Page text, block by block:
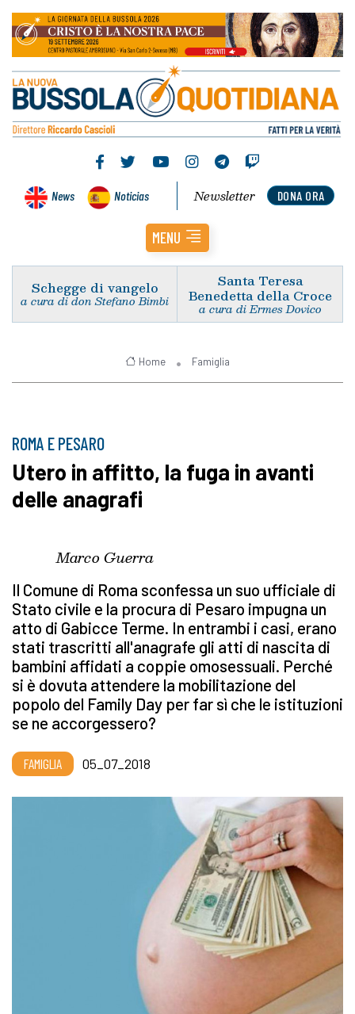
News Noticias DONA ORA
Newsletter
MENU
Schegge di vangelo
a cura di don Stefano Bimbi
Santa Teresa
Benedetta della Croce
a cura di Ermes Dovico
Home Famiglia
ROMA E PESARO
Utero in affitto, la fuga in avanti
delle anagrafi
Marco Guerra
Il Comune di Roma sconfessa un suo ufficiale di
Stato civile e la procura di Pesaro impugna un
atto di Gabicce Terme. In entrambi i casi, erano
stati trascritti all'anagrafe gli atti di nascita di
bambini affidati a coppie omosessuali. Perché
si è dovuta attendere la mobilitazione del
popolo del Family Day per far sì che le istituzioni
se ne accorgessero?
FAMIGLIA 05_07_2018